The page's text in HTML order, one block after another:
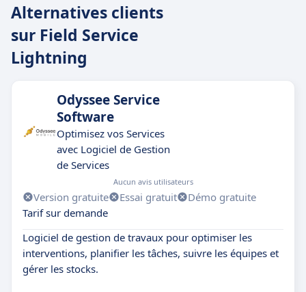
Alternatives clients
sur Field Service
Lightning
Odyssee Service
Software
Optimisez vos Services
avec Logiciel de Gestion
de Services
Aucun avis utilisateurs
Version gratuite Essai gratuit
Démo gratuite
Tarif sur demande
Logiciel de gestion de travaux pour optimiser les
interventions, planifier les tâches, suivre les équipes et
gérer les stocks.